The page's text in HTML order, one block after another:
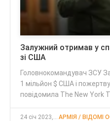
Залужний отримав у
зі США
Головнокомандувач ЗСУ
1 мільйон $ США і
повідомила The New York
АРМІЯ / ВІДОМІ